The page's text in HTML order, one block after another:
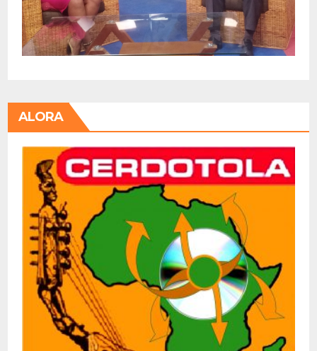
ALORA